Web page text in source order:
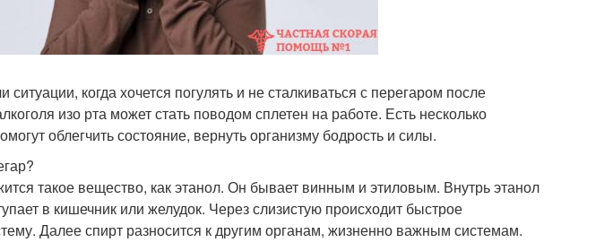
когда хочется погулять и не сталкиваться с перегаром после
изо рта может стать поводом сплетен на работе. Есть несколько
облегчить состояние, вернуть организму бодрость и силы.
такое вещество, как этанол. Он бывает винным и этиловым. Внутрь этанол
в кишечник или желудок. Через слизистую происходит быстрое
Далее спирт разносится к другим органам, жизненно важным системам.